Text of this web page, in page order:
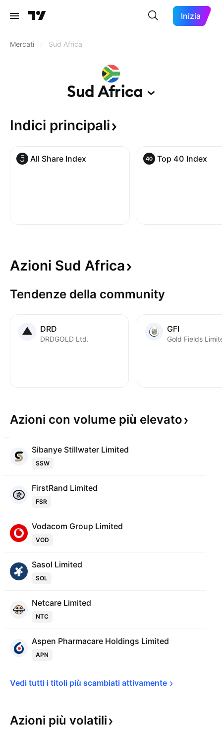
Inizia
Mercati Sud Africa
SudAfrica
Indici principali
All Share Index Top 40 Index
Azioni Sud Africa
Tendenze della community
DRD
DRDGOLD Ltd.
GFI
Gold Fields
Azioni con volume più elevato
Sibanye Stillwater Limited
SSW
FirstRand Limited
FSR
Vodacom Group Limited
VOD
Sasol Limited
SOL
Netcare Limited
NTC
Aspen Pharmacare Holdings Limited
APN
Vedi tutti i titoli più scambiati attivamente
Azioni più volatili